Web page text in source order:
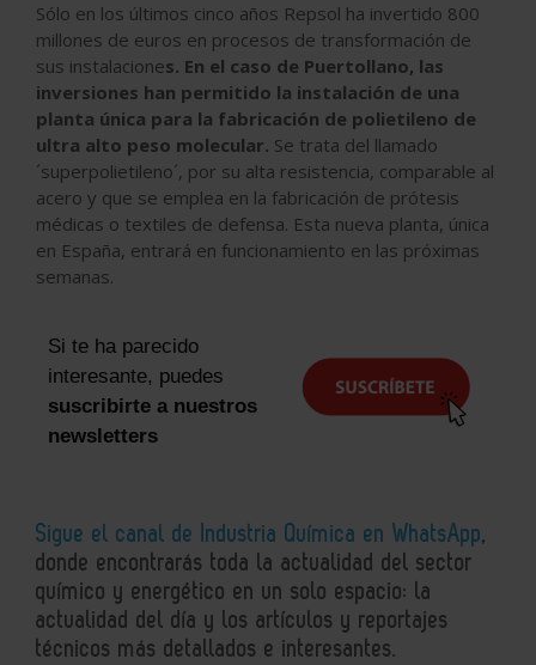
Sólo en los últimos cinco años Repsol ha invertido 800
millones de euros en procesos de transformación de
sus instalaciones. En el caso de Puertollano, las
inversiones han permitido la instalación de una
planta única para la fabricación de polietileno de
ultra alto peso molecular. Se trata del llamado
´superpolietileno´, por su alta resistencia, comparable al
acero y que se emplea en la fabricación de prótesis
médicas o textiles de defensa. Esta nueva planta, única
en España, entrará en funcionamiento en las próximas
semanas.
Si te ha parecido
interesante, puedes
suscribirte a nuestros
newsletters
Sigue el canal de Industria Química en WhatsApp,
donde encontrarás toda la actualidad del sector
químico y energético en un solo espacio: la
actualidad del día y los artículos y reportajes
técnicos más detallados e interesantes.